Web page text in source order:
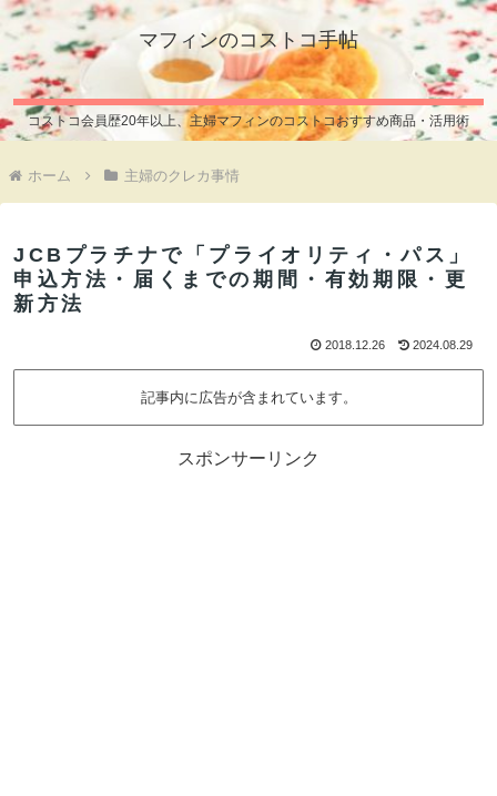
マフィンのコストコ手帖
コストコ会員歴20年以上、主婦マフィンのコストコおすすめ商品・活用術
ホーム 主婦のクレカ事情
JCBプラチナで「プライオリティ・パス」
申込方法・届くまでの期間・有効期限・更
新方法
2018.12.26 2024.08.29
記事内に広告が含まれています。
スポンサーリンク